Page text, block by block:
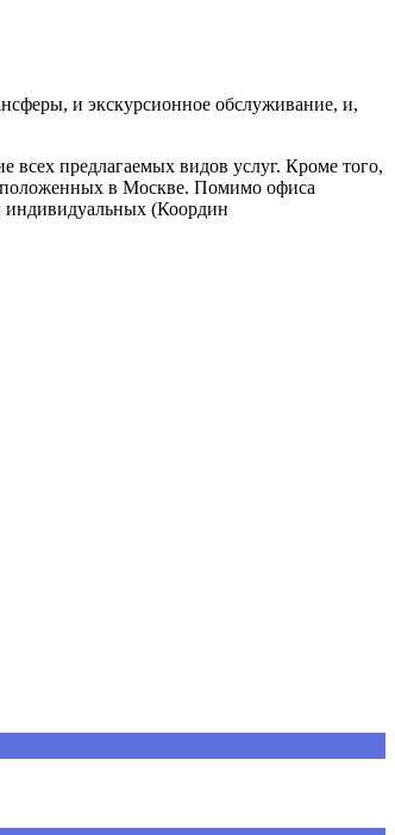
и экскурсионное обслуживание, и,
предлагаемых видов услуг. Кроме того,
в Москве. Помимо офиса
индивидуальных (Координ